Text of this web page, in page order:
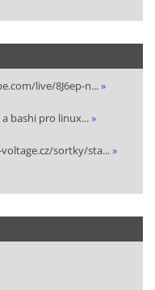
live/8J6ep-n...»
bashi pro linux...»
sortky/sta...»